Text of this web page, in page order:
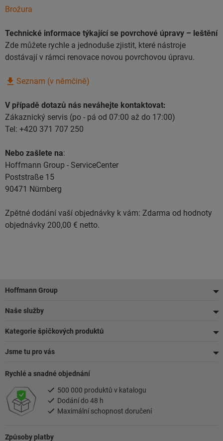
Brožura
Technické informace týkající se povrchové úpravy – leštění
Zde můžete rychle a jednoduše zjistit, které nástroje
dostávají v rámci renovace novou povrchovou úpravu.
Seznam (v němčině)
V případě dotazů nás neváhejte kontaktovat:
Zákaznický servis (po - pá od 07:00 až do 17:00)
Tel: +420 371 707 250
Nebo zašlete na:
Hoffmann Group - ServiceCenter
Poststraße 15
90471 Nürnberg
Zpětné dodání vaší objednávky k vám: Zdarma od hodnoty
objednávky 200,00 € netto.
Zápatí
Hoffmann Group
Naše služby
Kategorie špičkových produktů
Jsme tu pro vás
Způsoby platby
Rychlé a snadné objednání
500 000 produktů v katalogu
Dodání do 48 h
Maximální schopnost doručení